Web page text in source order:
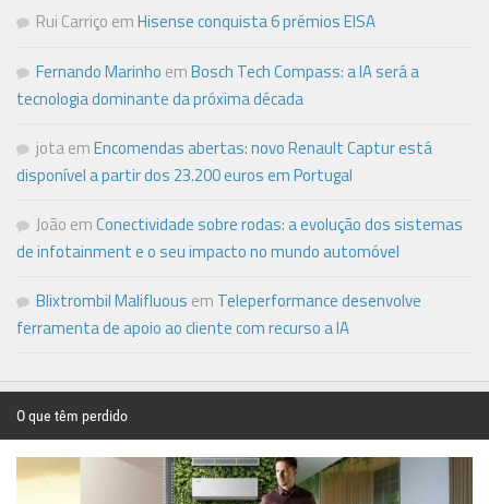
Rui Carriço emHisense conquista 6 prémios EISA
Fernando Marinho emBosch Tech Compass: a IA será a
tecnologia dominante da próxima década
jotaemEncomendas abertas: novo Renault Captur está
disponível a partir dos 23.200 euros em Portugal
João emConectividade sobre rodas: a evolução dos sistemas
de infotainment e o seu impacto no mundo automóvel
Blixtrombil Malifluous em Teleperformance desenvolve
ferramenta de apoio ao cliente com recurso a IA
O que têm perdido